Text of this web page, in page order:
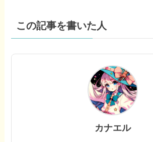
この記事を書いた人
カナエル